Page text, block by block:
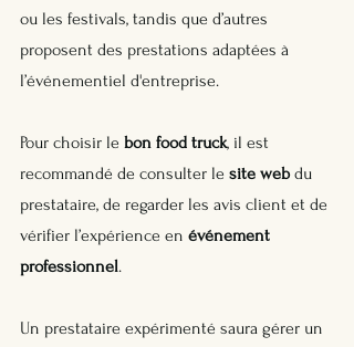
ou les festivals, tandis que d’autres
proposent des prestations adaptées à
l’événementiel d'entreprise.
Pour choisir le bon food truck, il est
recommandé de consulter le site web du
prestataire, de regarder les avis client et de
vérifier l’expérience en événement
professionnel.
Un prestataire expérimenté saura gérer un